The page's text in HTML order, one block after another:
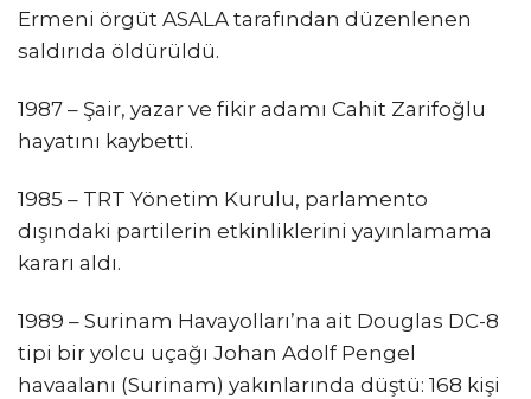
Ermeni örgüt ASALA tarafından düzenlenen
saldırıda öldürüldü.
1987 – Şair, yazar ve fikir adamı Cahit Zarifoğlu
hayatını kaybetti.
1985 – TRT Yönetim Kurulu, parlamento
dışındaki partilerin etkinliklerini yayınlamama
kararı aldı.
1989 – Surinam Havayolları’na ait Douglas DC-8
tipi bir yolcu uçağı Johan Adolf Pengel
havaalanı (Surinam) yakınlarında düştü: 168 kişi